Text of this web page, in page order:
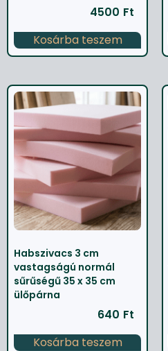
4500 Ft
Kosárba teszem
Habszivacs 3 cm
vastagságú normál
sűrűségű 35 x 35 cm
ülőpárna
640 Ft
Kosárba teszem